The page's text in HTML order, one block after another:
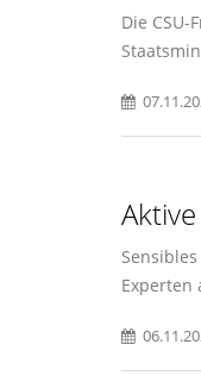
Die
Experten